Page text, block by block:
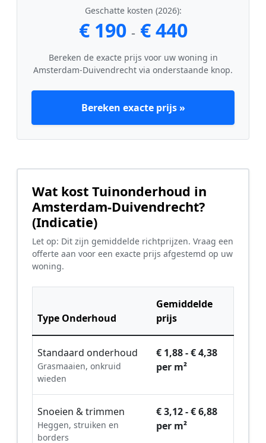
Geschatte kosten (2026):
€ 190 - € 440
Bereken de exacte prijs voor uw woning in
Amsterdam-Duivendrecht via onderstaande knop.
Bereken exacte prijs »
Wat kost Tuinonderhoud in
Amsterdam-Duivendrecht?
(Indicatie)
Let op: Dit zijn gemiddelde richtprijzen. Vraag een
offerte aan voor een exacte prijs afgestemd op uw
woning.
Type Onderhoud
Gemiddelde
prijs
Standaard onderhoud
Grasmaaien, onkruid
wieden
€ 1,88 - € 4,38
per m²
Snoeien & trimmen
Heggen, struiken en
borders
€ 3,12 - € 6,88
per m²